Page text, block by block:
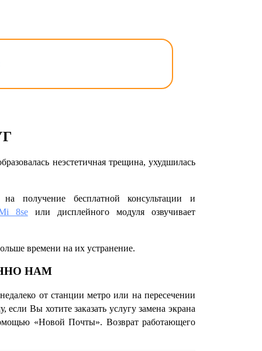
неэстетичная трещина, ухудшилась
получение бесплатной консультации и
8se
или дисплейного модуля озвучивает
времени на их устранение.
НАМ
от станции метро или на пересечении
если Вы хотите заказать услугузамена экрана
«Новой Почты». Возврат работающего